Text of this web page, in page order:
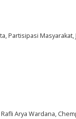
Partisipasi Masyarakat,
Arya Wardana,